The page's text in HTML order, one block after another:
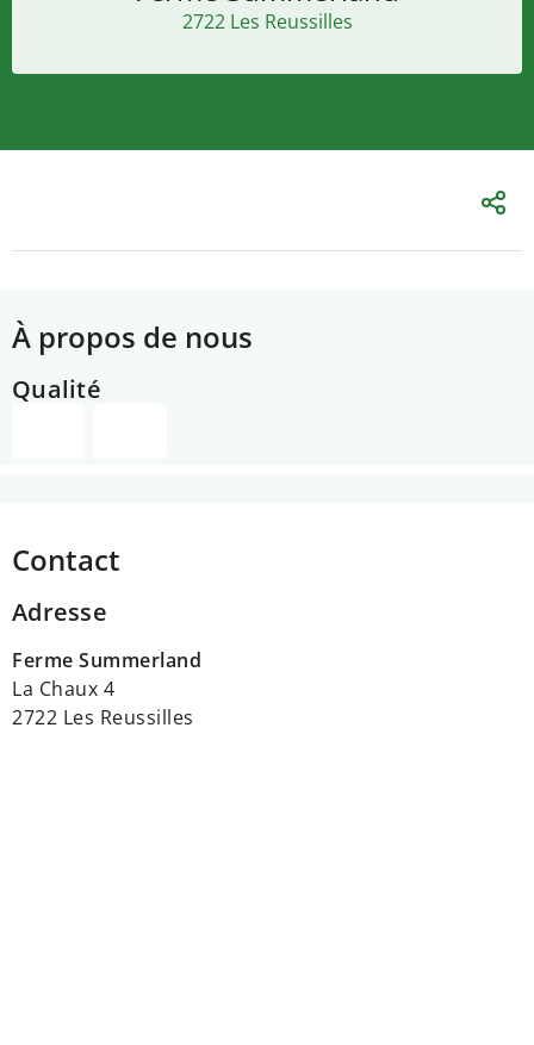
2722 Les Reussilles
À propos de nous
Qualité
Contact
Adresse
Ferme Summerland
La Chaux 4
2722 Les Reussilles